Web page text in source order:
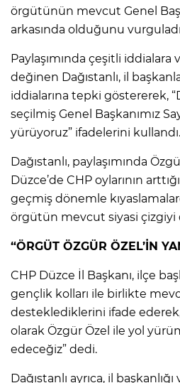
örgütünün mevcut Genel
arkasında olduğunu
Paylaşımında çeşitli iddialara
değinen Dağıstanlı, il
iddialarına tepki göstererek,
seçilmiş Genel Başkanımız
yürüyoruz” ifadelerini kullandı.
Dağıstanlı, paylaşımında
Düzce’de CHP oylarının
geçmiş dönemle
örgütün mevcut siyasi
“ÖRGÜT ÖZGÜR ÖZEL’İN
CHP Düzce İl Başkanı, ilçe
gençlik kolları ile birlikte
desteklediklerini ifade
olarak Özgür Özel ile yol
edeceğiz” dedi.
Dağıstanlı ayrıca, il